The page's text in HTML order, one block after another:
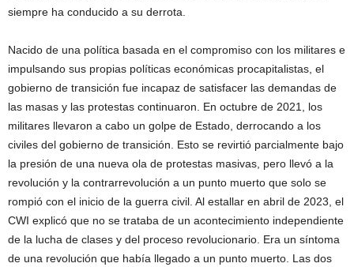
siempre ha conducido a su derrota.
Nacido de una política basada en el compromiso con los militares e
impulsando sus propias políticas económicas procapitalistas, el
gobierno de transición fue incapaz de satisfacer las demandas de
las masas y las protestas continuaron. En octubre de 2021, los
militares llevaron a cabo un golpe de Estado, derrocando a los
civiles del gobierno de transición. Esto se revirtió parcialmente bajo
la presión de una nueva ola de protestas masivas, pero llevó a la
revolución y la contrarrevolución a un punto muerto que solo se
rompió con el inicio de la guerra civil. Al estallar en abril de 2023, el
CWI explicó que no se trataba de un acontecimiento independiente
de la lucha de clases y del proceso revolucionario. Era un síntoma
de una revolución que había llegado a un punto muerto. Las dos